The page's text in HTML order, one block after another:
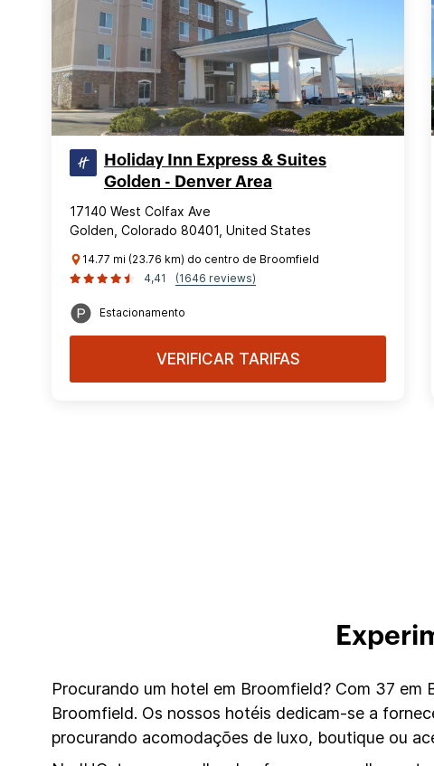
Holiday Inn Express & Suites
Golden - Denver Area
17140 West Colfax Ave
Golden, Colorado 80401, United States
14.77 mi (23.76 km) do centro de Broomfield
4,41
(1646 reviews)
Estacionamento
VERIFICAR TARIFAS
Procurando um hotel em Broomfield? Com 37
Broomfield. Os nossos hotéis dedicam-se a
procurando acomodações de luxo, boutique ou